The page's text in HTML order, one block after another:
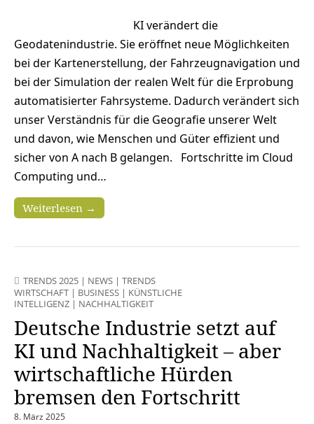
KI verändert die
Geodatenindustrie. Sie eröffnet neue Möglichkeiten
bei der Kartenerstellung, der Fahrzeugnavigation und
bei der Simulation der realen Welt für die Erprobung
automatisierter Fahrsysteme. Dadurch verändert sich
unser Verständnis für die Geografie unserer Welt
und davon, wie Menschen und Güter effizient und
sicher von A nach B gelangen. Fortschritte im Cloud
Computing und…
Weiterlesen →
TRENDS 2025 | NEWS | TRENDS
WIRTSCHAFT | BUSINESS | KÜNSTLICHE
INTELLIGENZ | NACHHALTIGKEIT
Deutsche Industrie setzt auf
KI und Nachhaltigkeit – aber
wirtschaftliche Hürden
bremsen den Fortschritt
8. März 2025